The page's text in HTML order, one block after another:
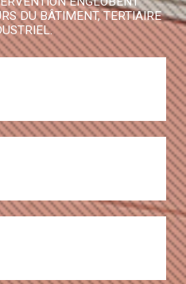
DU BÂTIMENT, TERTIAIRE